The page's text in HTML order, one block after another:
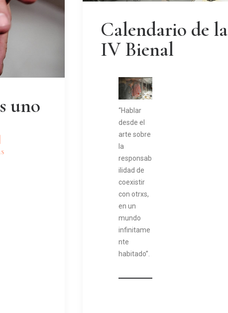
uno
Calendario de la
IV Bienal
“Hablar
desde el
arte sobre
la
responsab
ilidad de
coexistir
con otrxs,
en un
mundo
infinitame
nte
habitado”.